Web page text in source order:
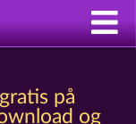
på
og